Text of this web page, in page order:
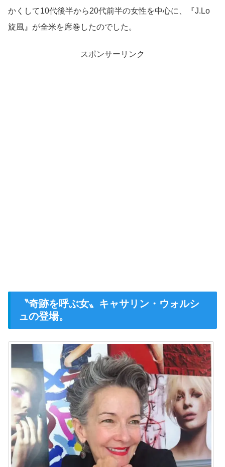
かくして10代後半から20代前半の女性を中心に、『J.Lo
旋風』が全米を席巻したのでした。
スポンサーリンク
〝奇跡を呼ぶ女〟キャサリン・ウォルシ
ュの登場。